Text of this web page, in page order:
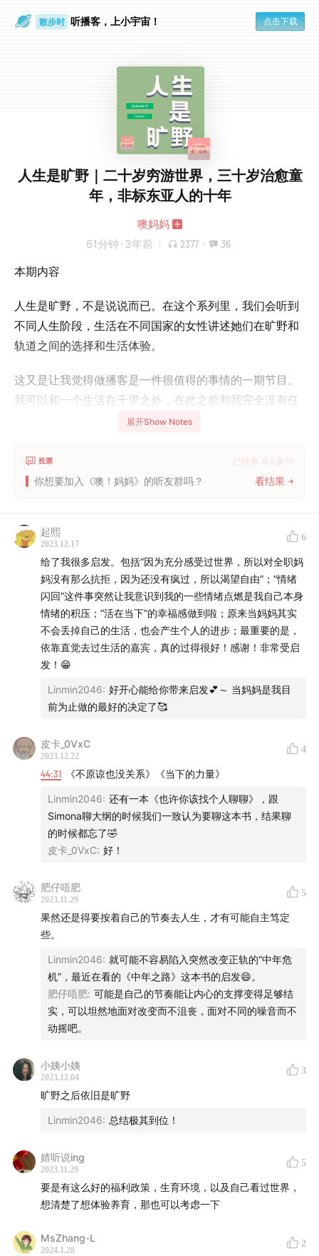
散步时 听播客，上小宇宙！ 点击下载
人生是旷野｜二十岁穷游世界，三十岁治愈童
年，非标东亚人的十年
噢妈妈
61分钟 · 3年前 2377 · 36
本期内容
人生是旷野，不是说说而已。在这个系列里，我们会听到
不同人生阶段，生活在不同国家的女性讲述她们在旷野和
轨道之间的选择和生活体验。
这又是让我觉得做播客是一件很值得的事情的一期节目。
我可以和一个生活在千里之外，在此之前和我完全没有任
何联系的女性有这样深刻，让我不断回想，给我未来带来
标题里用“非标东亚人”来形容Linmin，Linmin的成长路径
途的行为；但这段经历也让她在三十岁后看清楚自己的需
求，心甘情愿在荷兰小镇做全职妈妈。
对我个人而言，我最感动的是关于她如何看待并且化解童
年的不幸带来的创伤。毫不夸张地说，在Linmin的身上我
看到希望，未来有一天，我会真正和过去和解，过喜悦的
。
人生是旷野系列到目前为止的四期节目的嘉宾都在人生的
不同阶段，离婚后的单亲妈妈宁宁，已婚未育的叉子，单
和伴侣共同养育两个小朋友。
希望这些不同人生状态但都在不同形态的人生旷野潇洒生
活的朋友们的分享，可以让我们多一些探索生活的勇气。
本期内容
西兰打工度假签证
外国的月亮比较圆之荷兰篇：荷兰生育福利
两人独立带大两个小宝宝：高敏感睡渣宝宝有多难带
带着成长的思维，我们可以不将代际创伤传给下一代
人用一生治愈童年 v.s.幸福的童年治愈一生
拓展阅读
嘉宾：Linmin
📕 微信公众号：@Dalinmin郑林敏
🎙️ 播客：身心健康工作室
展开Show Notes
投票 已结束 0 人参与
你想要加入《噢！妈妈》的听友群吗？ 看结果
起熙
2023.12.17
6
给了我很多启发。包括“因为充分感受过世界，所以对全职妈
妈没有那么抗拒，因为还没有疯过，所以渴望自由”；“情绪
闪回”这件事突然让我意识到我的一些情绪点燃是我自己本身
情绪的积压；“活在当下”的幸福感做到啦；原来当妈妈其实
不会丢掉自己的生活，也会产生个人的进步；最重要的是，
依靠直觉去过生活的嘉宾，真的过得很好！感谢！非常受启
发！😁
Linmin2046: 好开心能给你带来启发💕～ 当妈妈是我目
前为止做的最好的决定了🥰
皮卡_0VxC
2023.12.22
4
44:31 《不原谅也没关系》《当下的力量》
Linmin2046: 还有一本《也许你该找个人聊聊》，跟
Simona聊大纲的时候我们一致认为要聊这本书，结果聊
的时候都忘了🤣
皮卡_0VxC: 好！
肥仔唔肥
2023.11.29
5
果然还是得要按着自己的节奏去人生，才有可能自主笃定
些。
Linmin2046: 就可能不容易陷入突然改变正轨的“中年危
机”，最近在看的《中年之路》这本书的启发😄。
肥仔唔肥: 可能是自己的节奏能让内心的支撑变得足够结
实，可以坦然地面对改变而不沮丧，面对不同的噪音而不
动摇吧。
小姨小姨
2023.12.04
3
旷野之后依旧是旷野
Linmin2046: 总结极其到位！
婧听说ing
2023.11.29
5
要是有这么好的福利政策，生育环境，以及自己看过世界，
想清楚了想体验养育，那也可以考虑一下
MsZhang-L
2024.1.28
2